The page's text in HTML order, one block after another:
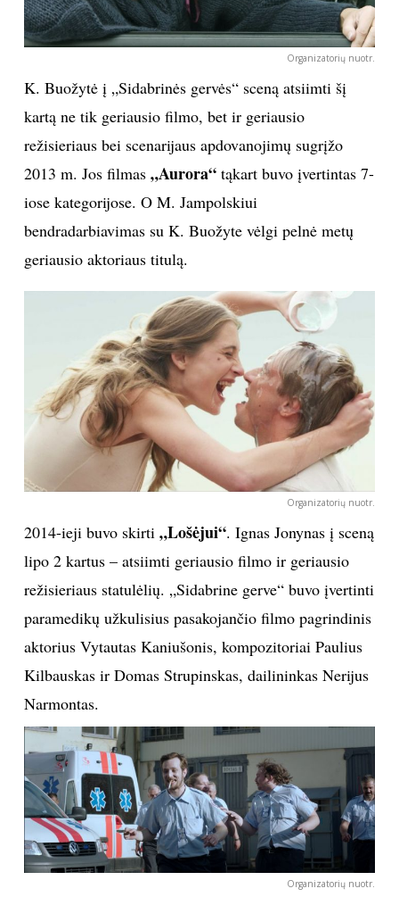
Organizatorių nuotr.
K. Buožytė į „Sidabrinės gervės“ sceną atsiimti šį
kartą ne tik geriausio filmo, bet ir geriausio
režisieriaus bei scenarijaus apdovanojimų sugrįžo
2013 m. Jos filmas „Aurora“tąkart buvo įvertintas 7-
iose kategorijose. O M. Jampolskiui
bendradarbiavimas su K. Buožyte vėlgi pelnė metų
geriausio aktoriaus titulą.
Organizatorių nuotr.
2014-ieji buvo skirti „Lošėjui“. Ignas Jonynas į sceną
lipo 2 kartus – atsiimti geriausio filmo ir geriausio
režisieriaus statulėlių. „Sidabrine gerve“ buvo įvertinti
paramedikų užkulisius pasakojančio filmo pagrindinis
aktorius Vytautas Kaniušonis, kompozitoriai Paulius
Kilbauskas ir Domas Strupinskas, dailininkas Nerijus
Narmontas.
Organizatorių nuotr.